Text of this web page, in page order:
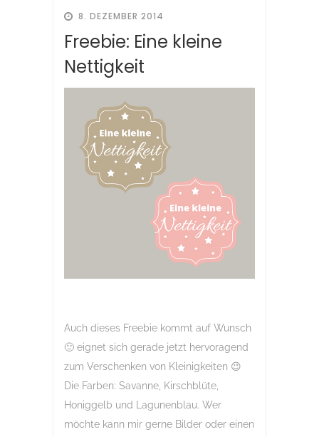
8. DEZEMBER 2014
Freebie: Eine kleine
Nettigkeit
Auch dieses Freebie kommt auf Wunsch
🙂 eignet sich gerade jetzt hervoragend
zum Verschenken von Kleinigkeiten 😉
Die Farben: Savanne, Kirschblüte,
Honiggelb und Lagunenblau. Wer
möchte kann mir gerne Bilder oder einen